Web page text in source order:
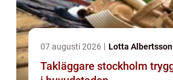
07 augusti 2026 Lotta Albertsson
Takläggare stockholm tryggt takarbete